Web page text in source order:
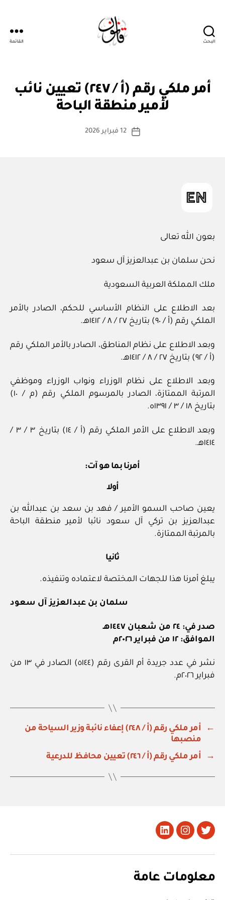
البحث القائمة
التصنيفات
أمر ملكي رقم (أ / ٢٤٧) تعيين نائب
لأمير منطقة الباحة
كاتب
بو
ا
س
ة
تاريخ
12 فبراير 2026
بعون الله تعالى
نحن سلمان بن عبدالعزيز آل سعود
ملك المملكة العربية السعودية
بعد الاطلاع على النظام الأساسي للحكم، الصادر بالأمر
الملكي رقم (أ / ٩٠) بتاريخ ٢٧ / ٨ / ١٤١٢هـ.
وبعد الاطلاع على نظام المناطق، الصادر بالأمر الملكي رقم
(أ / ٩٢) بتاريخ ٢٧ / ٨ / ١٤١٢هـ.
وبعد الاطلاع على نظام الوزراء ونواب الوزراء وموظفي
المرتبة الممتازة، الصادر بالمرسوم الملكي رقم (م / ١٠)
بتاريخ ١٨ / ٣ / ١٣٩١ه.
وبعد الاطلاع على الأمر الملكي رقم (أ / ١٤) بتاريخ ٣ / ٣ /
١٤١٤هـ.
أمرنا بما هو آت:
أولا
يعين صاحب السمو الأمير / فهد بن سعد بن عبدالله بن
عبدالعزيز بن تركي آل سعود نائبا لأمير منطقة الباحة
بالمرتبة الممتازة.
ثانيا
يبلغ أمرنا هذا للجهات المختصة لاعتماده وتنفيذه.
سلمان بن عبدالعزيز آل سعود
صدر في: ٢٤ من شعبان ١٤٤٧هـ
الموافق: ١٢ من فبراير ٢٠٢٦م
نشر في عدد جريدة أم القرى رقم (٥١٤٤) الصادر في ١٣ من
فبراير ٢٠٢٦م.
←
أمر ملكي رقم (أ / ٢٤٨) إعفاء نائبة وزير السياحة من
منصبها
→
أمر ملكي رقم (أ / ٢٤٦) تعيين محافظ للدرعية
تويتر Instagram
LinkedIn
معلومات عامة